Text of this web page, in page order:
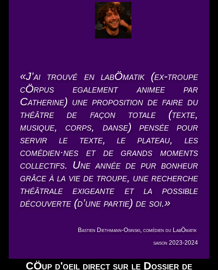
«J’ai trouvé en labÖmatik (ex-troupe
cÖrpus egalement animee par
Catherine) une proposition de faire du
théâtre de façon totale (texte,
musique, corps, danse) pensée pour
servir le texte, le plateau, les
comédien·nes et de grands moments
collectifs. Une année de pur bonheur
grâce à la vie de troupe, une recherche
théâtrale exigeante et la possible
découverte (d’une partie) de soi.»
Bastien Diethmann-Osinski, comédien du LabÖmatik
saison 2023-2024
CÖup d'oeil direct sur le Dossier de